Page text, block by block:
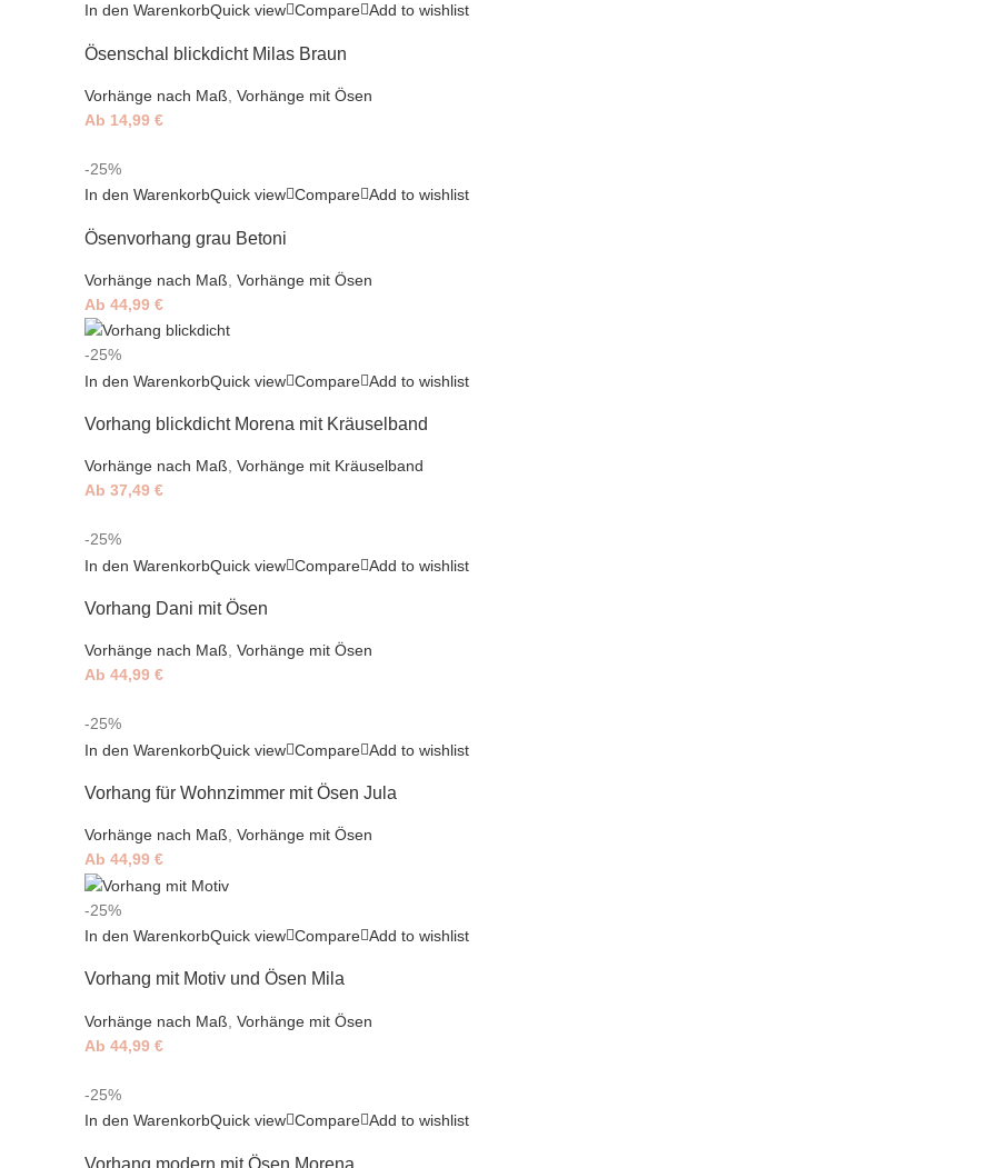
In den WarenkorbQuick view Compare Add to wishlist
Ösenschal blickdicht Milas Braun
Vorhänge nach Maß Vorhänge mit Ösen
Ab 14,99 €
-25%
In den WarenkorbQuick view Compare Add to wishlist
Ösenvorhang grau Betoni
Vorhänge nach Maß Vorhänge mit Ösen
Ab 44,99 €
-25%
In den WarenkorbQuick view Compare Add to wishlist
Vorhang blickdicht Morena mit Kräuselband
Vorhänge nach Maß, Vorhänge mit Kräuselband
Ab 37,49 €
-25%
In den WarenkorbQuick view Compare Add to wishlist
Vorhang Dani mit Ösen
Vorhänge nach Maß, Vorhänge mit Ösen
Ab 44,99 €
-25%
In den WarenkorbQuick view Compare Add to wishlist
Vorhang für Wohnzimmer mit Ösen Jula
Vorhänge nach Maß, Vorhänge mit Ösen
Ab 44,99 €
-25%
In den WarenkorbQuick view Compare Add to wishlist
Vorhang mit Motiv und Ösen Mila
Vorhänge nach Maß Vorhänge mit Ösen
Ab 44,99 €
-25%
In den WarenkorbQuick view Compare Add to wishlist
Vorhang modern mit Ösen Morena